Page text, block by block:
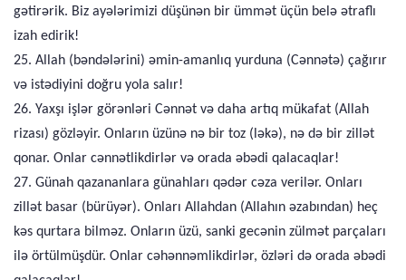
gətirərik. Biz ayələrimizi düşünən bir ümmət üçün belə ətraflı
izah edirik!
25. Allah (bəndələrini) əmin-amanlıq yurduna (Cənnətə) çağırır
və istədiyini doğru yola salır!
26. Yaxşı işlər görənləri Cənnət və daha artıq mükafat (Allah
rizası) gözləyir. Onların üzünə nə bir toz (ləkə), nə də bir zillət
qonar. Onlar cənnətlikdirlər və orada əbədi qalacaqlar!
27. Günah qazananlara günahları qədər cəza verilər. Onları
zillət basar (bürüyər). Onları Allahdan (Allahın əzabından) heç
kəs qurtara bilməz. Onların üzü, sanki gecənin zülmət parçaları
ilə örtülmüşdür. Onlar cəhənnəmlikdirlər, özləri də orada əbədi